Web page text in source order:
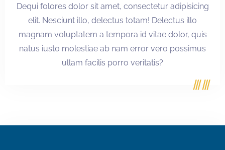
Dequi folores dolor sit amet, consectetur adipisicing
elit. Nesciunt illo, delectus totam! Delectus illo
magnam voluptatem a tempora id vitae dolor, quis
natus iusto molestiae ab nam error vero possimus
ullam facilis porro veritatis?